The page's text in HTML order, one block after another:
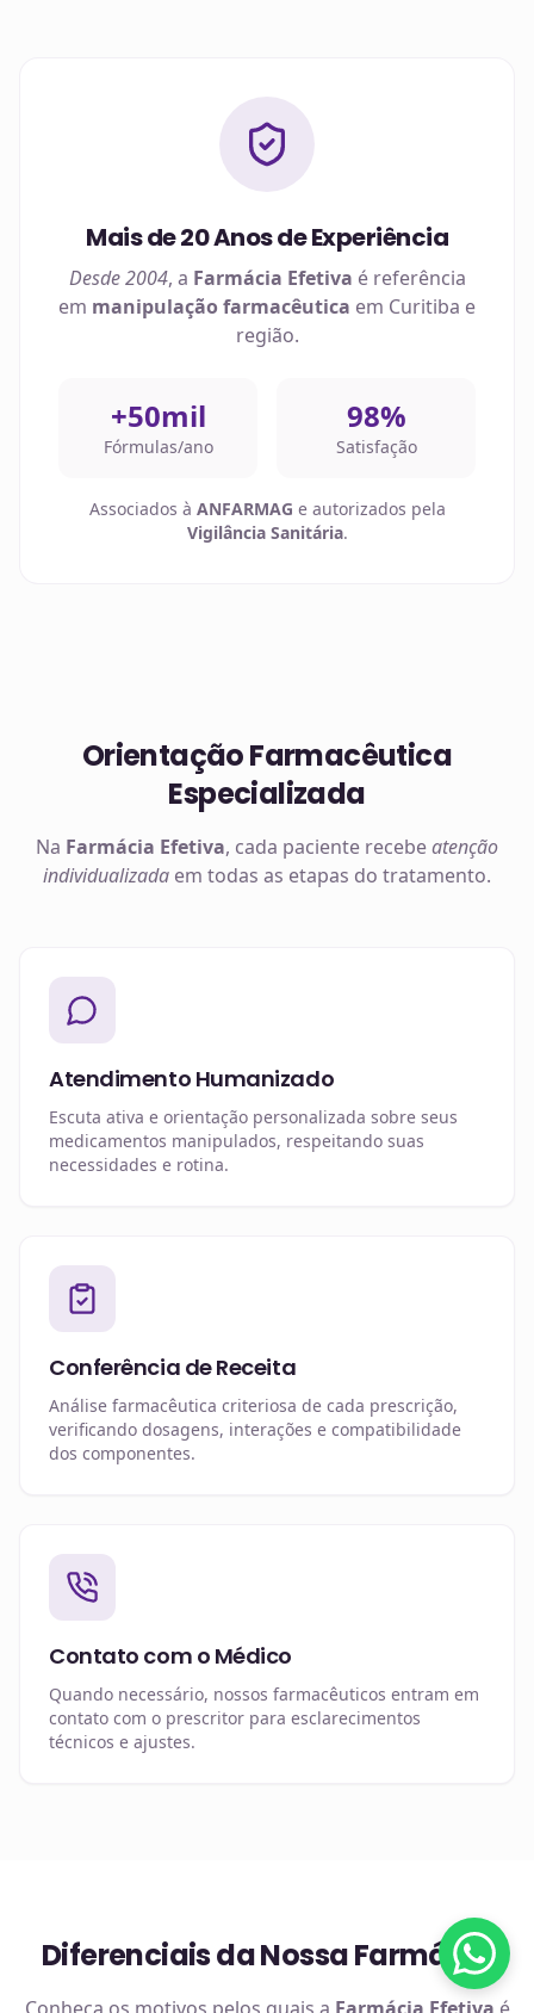
Mais de 20 Anos de Experiência
Desde 2004, a Farmácia Efetiva é referência
em manipulação farmacêutica em Curitiba e
região.
+50mil
Fórmulas/ano
98%
Satisfação
Associados à ANFARMAG e autorizados pela
Vigilância Sanitária.
Orientação Farmacêutica
Especializada
Na Farmácia Efetiva, cada paciente recebeatenção
individualizada em todas as etapas do tratamento.
Atendimento Humanizado
Escuta ativa e orientação personalizada sobre seus
medicamentos manipulados, respeitando suas
necessidades e rotina.
Conferência de Receita
Análise farmacêutica criteriosa de cada prescrição,
verificando dosagens, interações e compatibilidade
dos componentes.
Contato com o Médico
Quando necessário, nossos farmacêuticos entram em
contato com o prescritor para esclarecimentos
técnicos e ajustes.
Diferenciais da Nossa Farmácia